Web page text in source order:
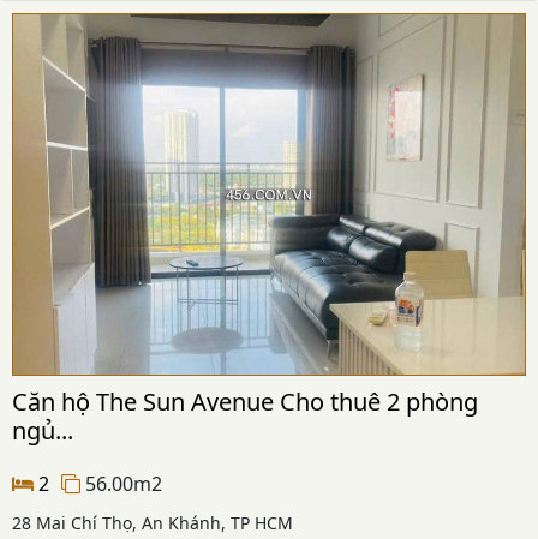
Căn hộ The Sun Avenue Cho thuê 2 phòng
ngủ...
2 56.00m2
28 Mai Chí Thọ, An Khánh, TP HCM